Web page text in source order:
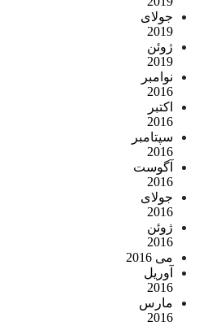
جولای
2019
ژوئن
2019
نوامبر
2016
اکتبر
2016
سپتامبر
2016
آگوست
2016
جولای
2016
ژوئن
2016
می 2016
آوریل
2016
مارس
2016